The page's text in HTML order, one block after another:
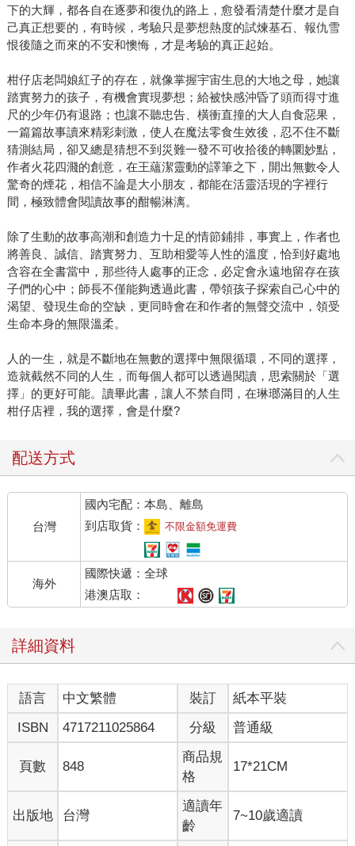
下的大輝，都各自在逐夢和復仇的路上，愈發看清楚什麼才是自
己真正想要的，有時候，考驗只是夢想熱度的試煉基石、報仇雪
恨後隨之而來的不安和懊悔，才是考驗的真正起始。
柑仔店老闆娘紅子的存在，就像掌握宇宙生息的大地之母，她讓
踏實努力的孩子，有機會實現夢想；給被快感沖昏了頭而得寸進
尺的少年仍有退路；也讓不聽忠告、橫衝直撞的大人自食惡果，
一篇篇故事讀來精彩刺激，使人在魔法零食生效後，忍不住不斷
猜測結局，卻又總是猜想不到災難一發不可收拾後的轉圜妙點，
作者火花四濺的創意，在王蘊潔靈動的譯筆之下，開出無數令人
驚奇的煙花，相信不論是大小朋友，都能在活靈活現的字裡行
間，極致體會閱讀故事的酣暢淋漓。
除了生動的故事高潮和創造力十足的情節鋪排，事實上，作者也
將善良、誠信、踏實努力、互助相愛等人性的溫度，恰到好處地
含容在全書當中，那些待人處事的正念，必定會永遠地留存在孩
子們的心中；師長不僅能夠透過此書，帶領孩子探索自己心中的
渴望、發現生命的空缺，更同時會在和作者的無聲交流中，領受
生命本身的無限溫柔。
人的一生，就是不斷地在無數的選擇中無限循環，不同的選擇，
造就截然不同的人生，而每個人都可以透過閱讀，思索關於「選
擇」的更好可能。讀畢此書，讓人不禁自問，在琳瑯滿目的人生
柑仔店裡，我的選擇，會是什麼?
配送方式
台灣
國內宅配：本島、離島
到店取貨：
不限金額免運費
海外
國際快遞：全球
港澳店取：
詳細資料
語言 中文繁體 裝訂
紙本平裝
ISBN
4717211025864 分級 普通級
頁數 848
商品規
格
17*21CM
出版地 台灣
適讀年
齡
7~10歲適讀